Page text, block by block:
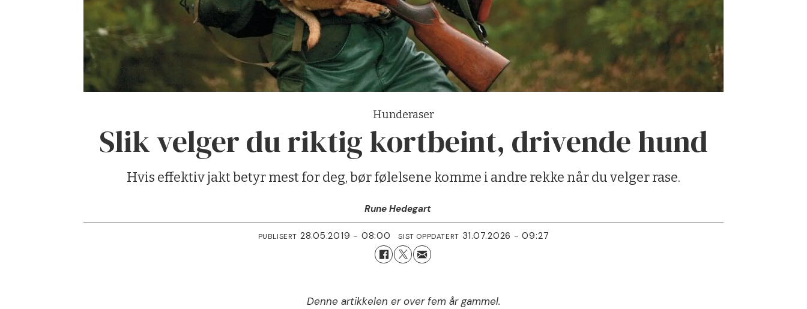
Hunderaser
Slik velger du riktig kortbeint, drivende hund
Hvis effektiv jakt betyr mest for deg, bør følelsene komme i andre rekke når du velger rase.
Rune Hedegart
PUBLISERT 28.05.2019 - 08:00 SIST OPPDATERT 31.07.2026 - 09:27
Denne artikkelen er over fem år gammel.